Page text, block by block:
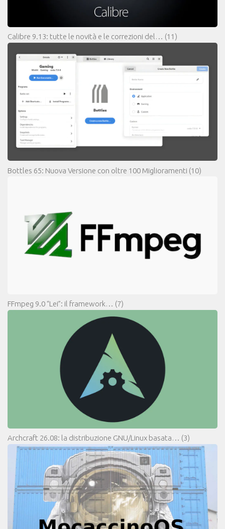
Calibre 9.13: tutte le novità e le correzioni del… (11)
Bottles 65: Nuova Versione con oltre 100 Miglioramenti (10)
FFmpeg 9.0 “Lei”: il framework… (7)
Archcraft 26.08: la distribuzione GNU/Linux basata… (3)